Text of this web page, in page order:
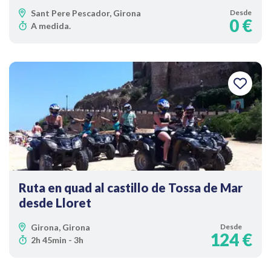
Sant Pere Pescador, Girona
A medida.
Desde
0 €
Ruta en quad al castillo de Tossa de Mar
desde Lloret
Girona, Girona
2h 45min - 3h
Desde
124 €